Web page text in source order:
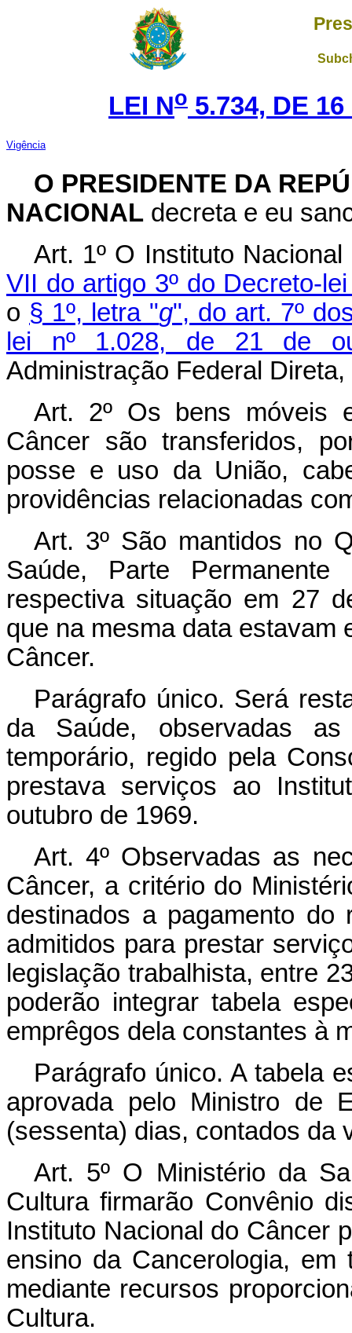
LEI No 5.734, DE
Vigência
O PRESIDENTE DA
NACIONAL decreta e eu
Art. 1º O Instituto
VII do artigo 3º do Decreto-
o § 1º, letra "g", do art. 7º
lei nº 1.028, de 21 de
Administração Federal
Art. 2º Os bens móveis
Câncer são transferidos,
posse e uso da União,
providências relacionadas
Art. 3º São mantidos no
Saúde, Parte
respectiva situação em 27
que na mesma data estavam
Câncer.
Parágrafo único. Será
da Saúde, observadas
temporário, regido pela
prestava serviços ao
outubro de 1969.
Art. 4º Observadas as
Câncer, a critério do
destinados a pagamento do
admitidos para prestar
legislação trabalhista, entre
poderão integrar tabela
emprêgos dela constantes à
Parágrafo único. A tabela
aprovada pelo Ministro de
(sessenta) dias, contados da
Art. 5º O Ministério da
Cultura firmarão Convênio
Instituto Nacional do Câncer
ensino da Cancerologia,
mediante recursos
Cultura.